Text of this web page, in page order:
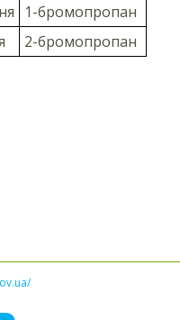
1-бромопропан
2-бромопропан